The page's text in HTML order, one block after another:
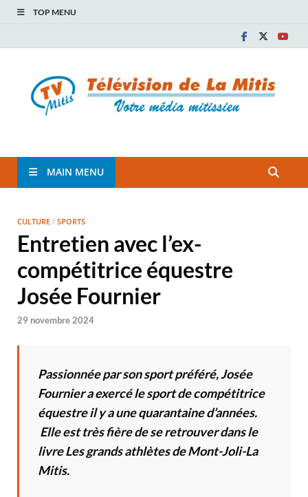
TOP MENU
TVM
MAIN MENU
CULTURE / SPORTS
Entretien avec l’ex-
compétitrice équestre
Josée Fournier
29 novembre 2024
Passionnée par son sport préféré, Josée
Fournier a exercé le sport de compétitrice
équestre il y a une quarantaine d’années.
Elle est très fière de se retrouver dans le
livre Les grands athlètes de Mont-Joli-La
Mitis.